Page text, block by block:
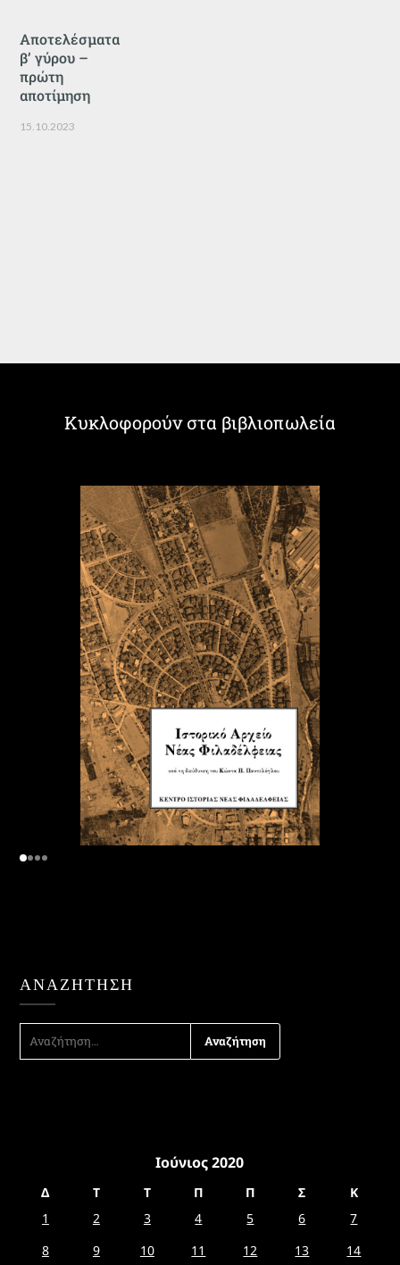
Αποτελέσματα
β’ γύρου –
πρώτη
αποτίμηση
15.10.2023
Κυκλοφορούν στα βιβλιοπωλεία
ΑΝΑΖΉΤΗΣΗ
ΓΙΑ:
Ιούνιος 2020
Δ Τ Τ Π Π Σ
Κ
1
2 3 4 5 6
7
8
9 10 11 12 13
14